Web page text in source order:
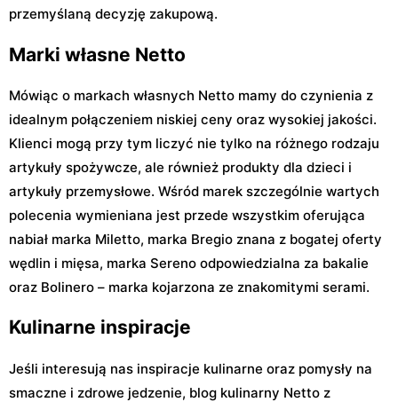
przemyślaną decyzję zakupową.
Marki własne Netto
Mówiąc o markach własnych Netto mamy do czynienia z
idealnym połączeniem niskiej ceny oraz wysokiej jakości.
Klienci mogą przy tym liczyć nie tylko na różnego rodzaju
artykuły spożywcze, ale również produkty dla dzieci i
artykuły przemysłowe. Wśród marek szczególnie wartych
polecenia wymieniana jest przede wszystkim oferująca
nabiał marka Miletto, marka Bregio znana z bogatej oferty
wędlin i mięsa, marka Sereno odpowiedzialna za bakalie
oraz Bolinero – marka kojarzona ze znakomitymi serami.
Kulinarne inspiracje
Jeśli interesują nas inspiracje kulinarne oraz pomysły na
smaczne i zdrowe jedzenie, blog kulinarny Netto z